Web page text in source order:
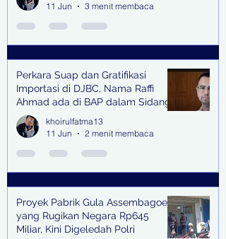
11 Jun
3 menit membaca
Perkara Suap dan Gratifikasi
Importasi di DJBC, Nama Raffi
Ahmad ada di BAP dalam Sidang
khoirulfatma13
11 Jun
2 menit membaca
Proyek Pabrik Gula Assembagoes
yang Rugikan Negara Rp645
Miliar, Kini Digeledah Polri